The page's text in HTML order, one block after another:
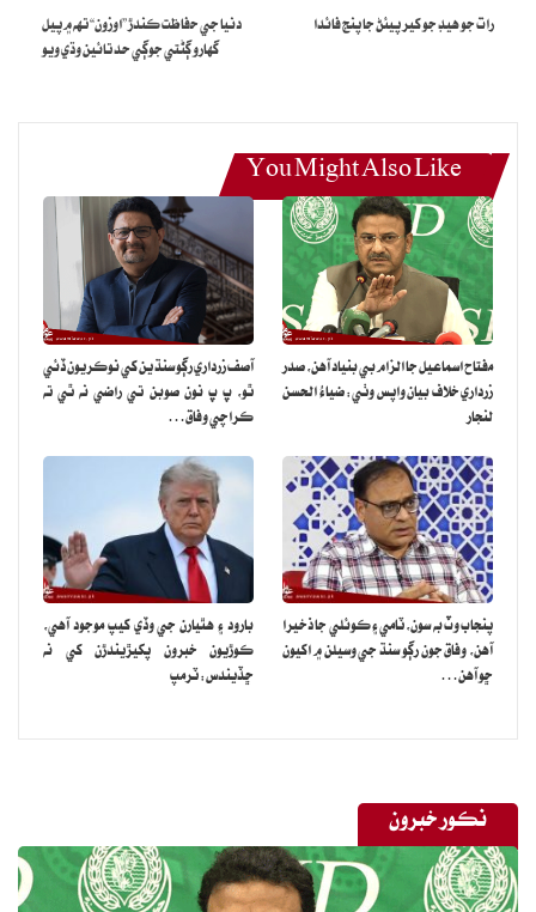
رات جو هيڊ جو کير پيئڻ جا پنج فائدا
دنيا جي حفاظت ڪندڙ ”اوزون“ تهه ۾ پيل
گھارو ڳڻتي جوڳي حد تائين وڌي ويو
You Might Also Like
مفتاح اسماعيل جا الزام بي بنياد آهن، صدر
زرداري خلاف بيان واپس وٺي: ضياءُ الحسن
لنجار
آصف زرداري رڳو سنڌين کي نوڪريون ڏئي
ٿو، پ پ نون صوبن تي راضي نه ٿي ته
ڪراچي وفاق…
پنجاب وٽ به سون، ٽامي ۽ ڪوئلي جا ذخيرا
آهن، وفاق جون رڳو سنڌ جي وسيلن ۾ اکيون
ڇو آهن…
بارود ۽ هٿيارن جي وڏي کيپ موجود آهي،
ڪوڙيون خبرون پکيڙيندڙن کي نه
ڇڏيندس: ٽرمپ
نڪور خبرون